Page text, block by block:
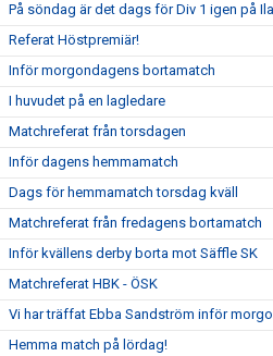
På söndag är det dags för Div 1 igen på
Referat Höstpremiär!
Inför morgondagens bortamatch
I huvudet på en lagledare
Matchreferat från torsdagen
Inför dagens hemmamatch
Dags för hemmamatch torsdag kväll
Matchreferat från fredagens bortamatch
Inför kvällens derby borta mot Säffle SK
Matchreferat HBK - ÖSK
Vi har träffat Ebba Sandström inför
Hemma match på lördag!